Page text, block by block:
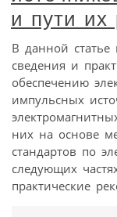
и пути их
В данной статье
сведения и
обеспечению
импульсных
них на основе
стандартов по
следующих
практические